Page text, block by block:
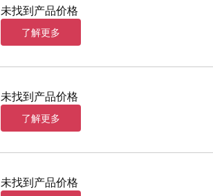
未找到产品价格
了解更多
未找到产品价格
了解更多
未找到产品价格